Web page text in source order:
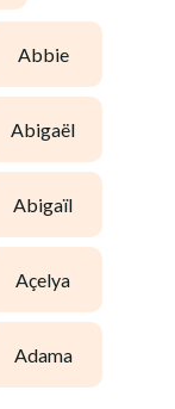
abbie
abigaël
abigaïl
açelya
adama